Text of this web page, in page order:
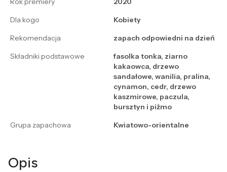
Dla kogo
Kobiety
Rekomendacja
zapach odpowiedni na dzień
Składniki podstawowe
fasolka tonka, ziarno
kakaowca, drzewo
sandałowe, wanilia, pralina,
cynamon, cedr, drzewo
kaszmirowe, paczula,
bursztyn i piżmo
Grupa zapachowa
Kwiatowo-orientalne
Opis